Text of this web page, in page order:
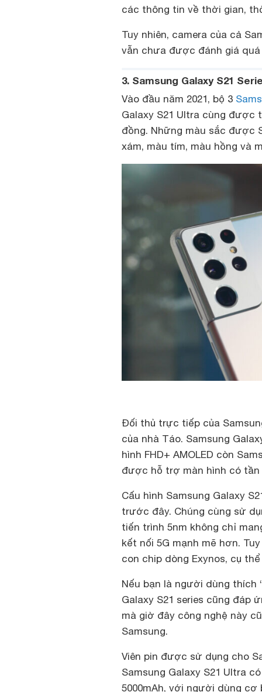
các thông tin về thời gian,
Tuy nhiên, camera của cả
vẫn chưa được đánh giá
3. Samsung Galaxy S21
Vào đầu năm 2021, bộ 3
Galaxy S21 Ultra cùng
đồng. Những màu sắc được
xám, màu tím, màu hồng và
Đối thủ trực tiếp của
của nhà Táo. Samsung
hình FHD+ AMOLED còn
được hỗ trợ màn hình có tần
Cấu hình Samsung Galaxy
trước đây. Chúng cùng sử
tiến trình 5nm không chỉ
kết nối 5G mạnh mẽ hơn.
con chip dòng Exynos, cụ thể
Nếu bạn là người dùng thích
Galaxy S21 series cũng đáp
mà giờ đây công nghệ này
Samsung.
Viên pin được sử dụng cho
Samsung Galaxy S21 Ultra
5000mAh, với người dùng